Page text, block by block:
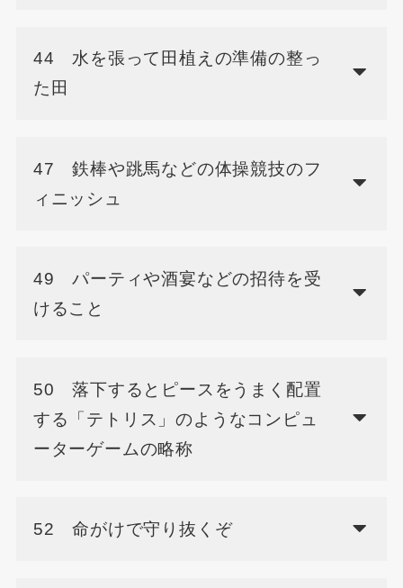
44 水を張って田植えの準備の整っ
た田
47 鉄棒や跳馬などの体操競技のフ
ィニッシュ
49 パーティや酒宴などの招待を受
けること
50 落下するとピースをうまく配置
する「テトリス」のようなコンピュ
ーターゲームの略称
52 命がけで守り抜くぞ